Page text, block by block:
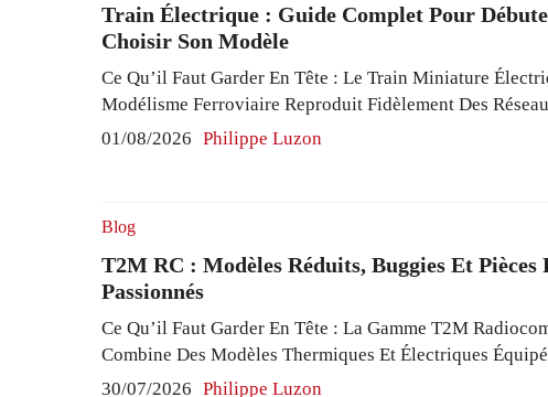
Train Électrique : Guide Complet Pour
Choisir Son Modèle
Ce Qu’il Faut Garder En Tête : Le Train Miniature
Modélisme Ferroviaire Reproduit Fidèlement Des
Associant Échelles HO, N Et Z. Ce Loisir Technique
01/08/2026 Philippe Luzon
Blog
T2M RC : Modèles Réduits, Buggies Et Pièces
Passionnés
Ce Qu’il Faut Garder En Tête : La Gamme T2M
Combine Des Modèles Thermiques Et Électriques
Brushless Et Batteries Li-Po Allant Jusqu’à 5000 MAh,
30/07/2026 Philippe Luzon